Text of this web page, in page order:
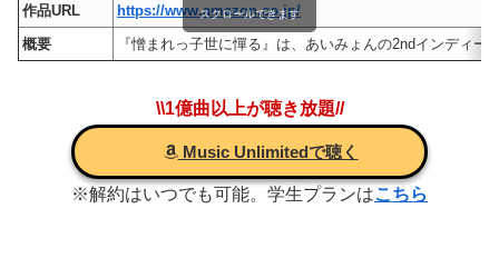
作品URL
https://www.amazon.co.jp/
概要
『憎まれっ子世に憚る』は、あいみょんの2ndインディ
スクロールできます
\\1億曲以上が聴き放題//
Music Unlimitedで聴く
※解約はいつでも可能。学生プランはこちら